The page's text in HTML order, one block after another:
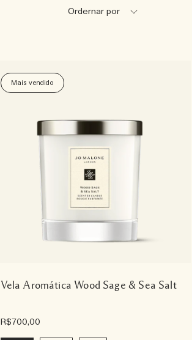
Ordernar por
Mais vendido
Vela Aromática Wood Sage & Sea Salt
R$700,00